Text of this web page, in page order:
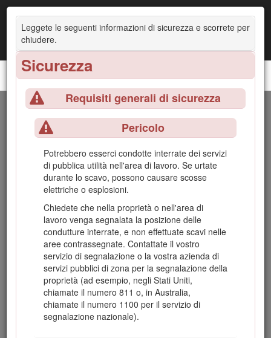
Leggete le seguenti informazioni di sicurezza e scorrete per
chiudere.
Sicurezza
Requisiti generali di sicurezza
Pericolo
Potrebbero esserci condotte interrate dei servizi
di pubblica utilità nell'area di lavoro. Se urtate
durante lo scavo, possono causare scosse
elettriche o esplosioni.
Chiedete che nella proprietà o nell'area di
lavoro venga segnalata la posizione delle
condutture interrate, e non effettuate scavi nelle
aree contrassegnate. Contattate il vostro
servizio di segnalazione o la vostra azienda di
servizi pubblici di zona per la segnalazione della
proprietà (ad esempio, negli Stati Uniti,
chiamate il numero 811 o, in Australia,
chiamate il numero 1100 per il servizio di
segnalazione nazionale).
Multifunzione compatto TX 1300
Introduzione
Questa macchina è un multifunzione compatto pensato per
l'utilizzo in svariate attività di movimentazione terra e di
materiali per l'esecuzione di lavori di costruzione di giardini e
altre opere. È progettato per impiegare un'ampia gamma di
accessori, ognuno dei quali svolge un compito specifico.
L'utilizzo di questo prodotto per scopi diversi da quelli previsti
potrebbe rivelarsi pericoloso per voi ed eventuali astanti.
Non modificate la macchina o gli attrezzi.
Questa macchina dev'essere utilizzata, manutenzionata e
riparata solo da professionisti che hanno familiarità con le
sue caratteristiche e che conoscono le procedure di
sicurezza rilevanti.
Utilizzate questa macchina con temperature ambientali che
vanno dai -18°C ai 38°C. Per le disposizioni necessarie per
l'utilizzo a temperature estreme, rivolgetevi al Centro